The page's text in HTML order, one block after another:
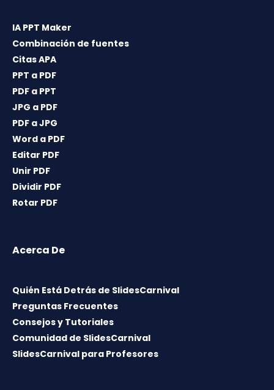
IA PPT Maker
Combinación de fuentes
Citas APA
PPT a PDF
PDF a PPT
JPG a PDF
PDF a JPG
Word a PDF
Editar PDF
Unir PDF
Dividir PDF
Rotar PDF
Acerca De
Quién Está Detrás de SlidesCarnival
Preguntas Frecuentes
Consejos y Tutoriales
Comunidad de SlidesCarnival
SlidesCarnival para Profesores